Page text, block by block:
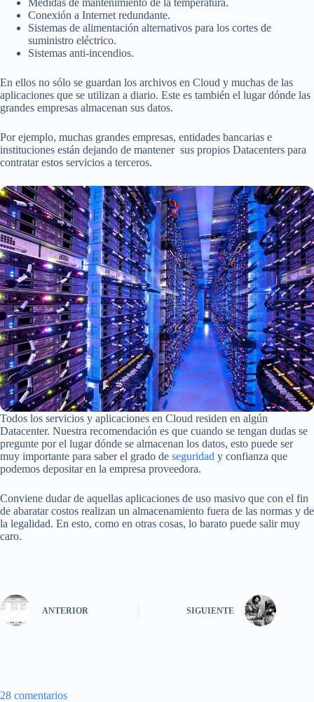
Conexión a Internet redundante.
Sistemas de alimentación alternativos para los cortes de
suministro eléctrico.
Sistemas anti-incendios.
En ellos no sólo se guardan los archivos en Cloud y muchas de las
aplicaciones que se utilizan a diario. Este es también el lugar dónde las
grandes empresas almacenan sus datos.
Por ejemplo, muchas grandes empresas, entidades bancarias e
instituciones están dejando de mantener sus propios Datacenters para
contratar estos servicios a terceros.
Todos los servicios y aplicaciones en Cloud residen en algún
Datacenter. Nuestra recomendación es que cuando se tengan dudas se
pregunte por el lugar dónde se almacenan los datos, esto puede ser
muy importante para saber el grado de seguridad y confianza que
podemos depositar en la empresa proveedora.
Conviene dudar de aquellas aplicaciones de uso masivo que con el fin
de abaratar costos realizan un almacenamiento fuera de las normas y de
la legalidad. En esto, como en otras cosas, lo barato puede salir muy
caro.
ANTERIOR SIGUIENTE
28 comentarios